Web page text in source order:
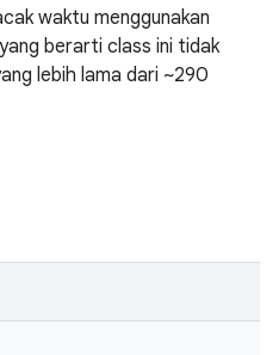
waktu menggunakan
berarti class ini tidak
lebih lama dari ~290